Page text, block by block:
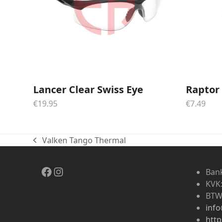
Lancer Clear Swiss Eye
€19.95
Raptor
€7.49
previous
Valken Tango Thermal
Facebook
Instagram